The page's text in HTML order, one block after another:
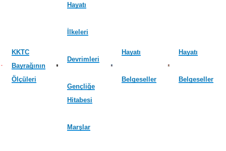
KKTC
Bayrağının
Ölçüleri
Hayatı
İlkeleri
Devrimleri
Gençliğe
Hitabesi
Marşlar
Hayatı
Belgeseller
Hayatı
Belgeseller